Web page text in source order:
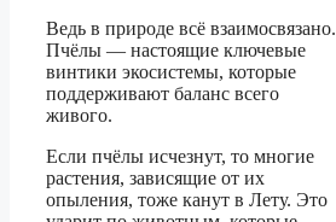
Ведь в природе всё взаимосвязано.
Пчёлы — настоящие ключевые
винтики экосистемы, которые
поддерживают баланс всего
живого.
Если пчёлы исчезнут, то многие
растения, зависящие от их
опыления, тоже канут в Лету. Это